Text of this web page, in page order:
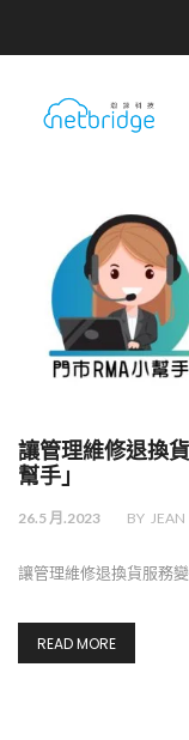
讓管理維修退換
幫手」
26.5 月.2023 BY JEAN
讓管理維修退換貨服
READ MORE